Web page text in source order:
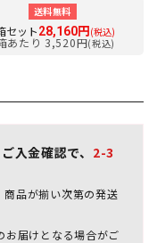
送料無料
セット28,160円 (税込)
あたり 3,520円(税込)
入金確認で、 2-3
品が揃い次第の発送
届けとなる場合がご